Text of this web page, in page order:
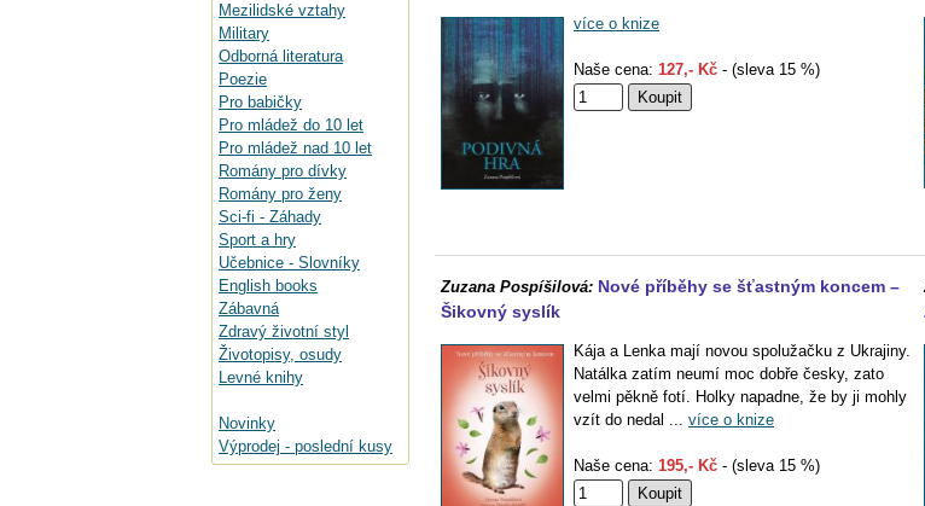
Mezilidské vztahy
Military
Odborná literatura
Poezie
Pro babičky
Pro mládež do 10 let
Pro mládež nad 10 let
Romány pro dívky
Romány pro ženy
Sci-fi - Záhady
Sport a hry
Učebnice - Slovníky
English books
Zábavná
Zdravý životní styl
Životopisy, osudy
Levné knihy
Novinky
Výprodej - poslední kusy
více o knize
Naše cena: 127,- Kč - (sleva 15 %)
Zuzana Pospíšilová: Nové příběhy se šťastným koncem –
Šikovný syslík
Kája a Lenka mají novou spolužačku z Ukrajiny.
Natálka zatím neumí moc dobře česky, zato
velmi pěkně fotí. Holky napadne, že by ji mohly
vzít do nedal ... více o knize
Naše cena: 195,- Kč - (sleva 15 %)